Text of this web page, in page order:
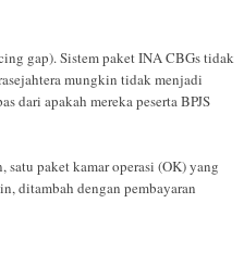
gap). Sistem paket INA CBGs tidak
mungkin tidak menjadi
dari apakah mereka peserta BPJS
paket kamar operasi (OK) yang
ditambah dengan pembayaran